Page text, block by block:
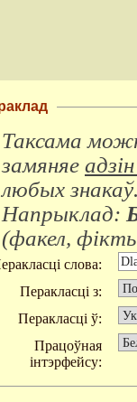
Таксама
замяняе
любых знакаў
Напрыклад:
(факел,
слова:
Перакласці з:
Перакласці ў:
Працоўная
інтэрфейсу: